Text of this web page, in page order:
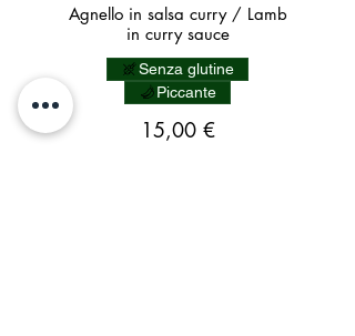
Agnello in salsa curry / Lamb
in curry sauce
15,00 €
Senza glutine
Piccante